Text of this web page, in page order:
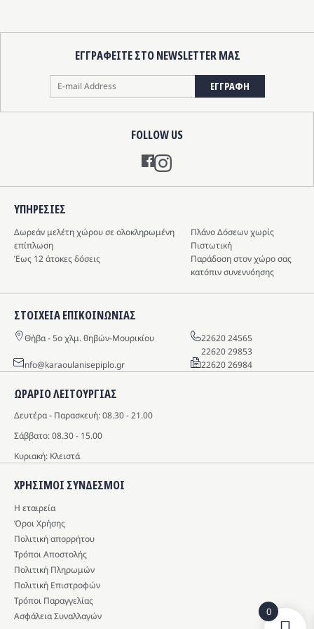
προϊόντος
προϊόντος
πολλαπλές
να
προϊόντος
FOLLOW US
Instagram
ΕΓΓΡΑΦΕΙΤΕ ΣΤΟ NEWSLETTER ΜΑΣ
ΕΓΓΡΑΦΗ
ΩΡΑΡΙΟ ΛΕΙΤΟΥΡΓΙΑΣ
Δευτέρα - Παρασκευή: 08.30 - 21.00
Σάββατο: 08.30 - 15.00
Κυριακή: Κλειστά
ΧΡΗΣΙΜΟΙ ΣΥΝΔΕΣΜΟΙ
Η εταιρεία
Όροι Χρήσης
Πολιτική απορρήτου
Τρόποι Αποστολής
Πολιτική Πληρωμών
Πολιτική Επιστροφών
Τρόποι Παραγγελίας
Ασφάλεια Συναλλαγών
ΥΠΗΡΕΣIΕΣ
Δωρεάν μελέτη χώρου σε ολοκληρωμένη
επίπλωση
Πλάνο Δόσεων χωρίς
Πιστωτική
Έως 12 άτοκες δόσεις
Παράδοση στον χώρο σας
κατόπιν συνεννόησης
ΣΤΟΙΧΕΙΑ ΕΠΙΚΟΙΝΩΝΙΑΣ
Θήβα - 5o χλμ. θηβών-Μουρικίου
22620 24565
22620 29853
info@karaoulanisepiplo.gr
22620 26984
0